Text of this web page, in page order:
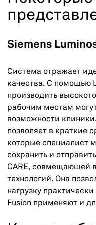
Siemens
Система отражает
качества. С помощью
производить
рабочим местам
возможности
позволяет в краткие
которые специалист
сохранить и
CARE, совмещающей
технологий. Она
нагрузку
Fusion применяют и